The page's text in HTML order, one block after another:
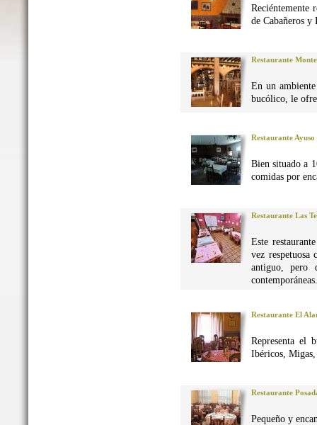
Reciéntemente
de Cabañeros y
Restaurante
En un
bucólico, le
Restaurante Ayuso
Bien situado a
comidas por
Restaurante Las
Este
vez
antiguo, pero
contemporáneas.
Restaurante El
Representa el
Ibéricos, Migas,
Restaurante
Pequeño y